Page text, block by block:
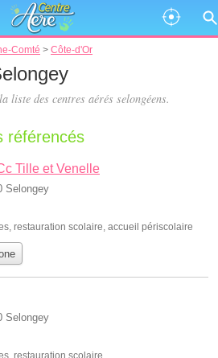
Comté > Côte-d'Or
liste des centres aérés selongéens.
référencés
Tille et Venelle
Selongey
, restauration scolaire, accueil périscolaire
Selongey